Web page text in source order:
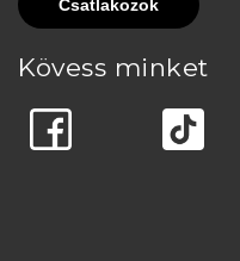
Kövess minket